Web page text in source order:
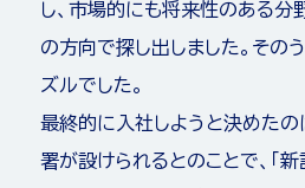
し、市場的にも将来性のある分
の方向で探し出しました。その
ズルでした。
最終的に入社しようと決めたの
署が設けられるとのことで、「